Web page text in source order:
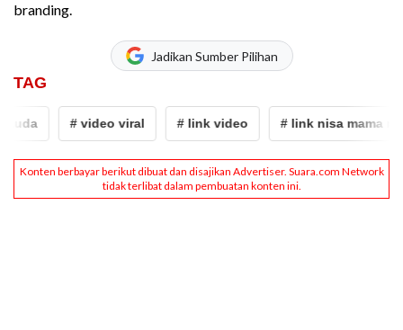
branding.
Jadikan Sumber Pilihan
TAG
# video viral # link video # link nisa mama